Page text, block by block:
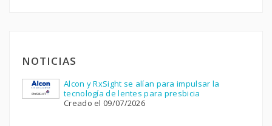
NOTICIAS
Alcon y RxSight se alían para impulsar la
tecnología de lentes para presbicia
Creado el 09/07/2026